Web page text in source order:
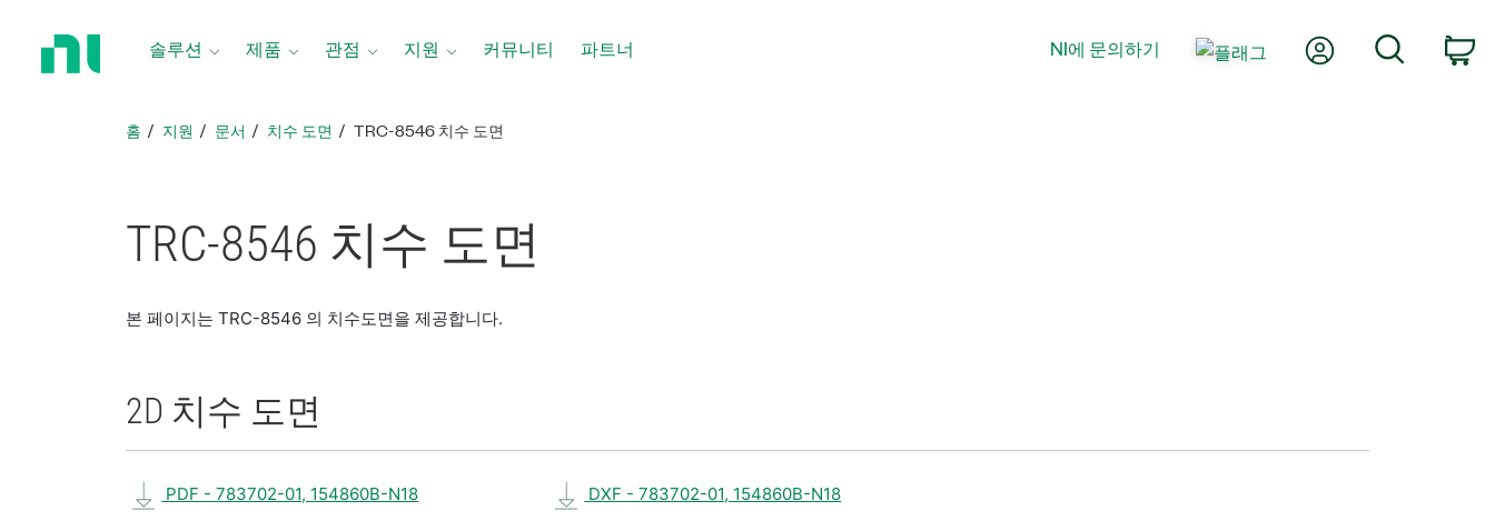
솔루션 제품 관점 지원 커뮤니티 파트너 NI에 문의하기 내 계정
홈 지원 문서 치수 도면 TRC-8546 치수 도면
TRC-8546 치수 도면
본 페이지는 TRC-8546 의 치수도면을 제공합니다.
2D 치수 도면
PDF - 783702-01, 154860B-N18 DXF - 783702-01, 154860B-N18